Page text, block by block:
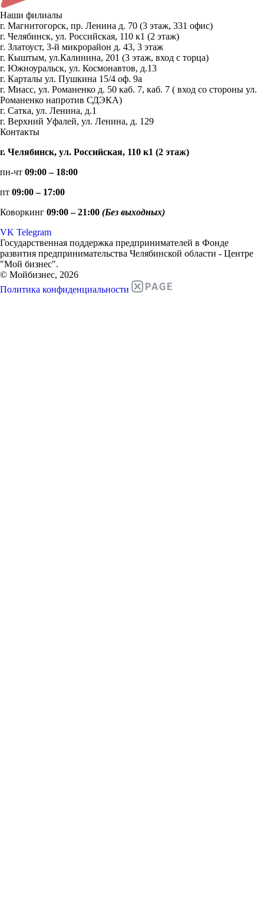
Наши филиалы
г. Магнитогорск, пр. Ленина д. 70 (3 этаж, 331 офис)
г. Челябинск, ул. Российская, 110 к1 (2 этаж)
г. Златоуст, 3-й микрорайон д. 43, 3 этаж
г. Кыштым, ул.Калинина, 201 (3 этаж, вход с торца)
г. Южноуральск, ул. Космонавтов, д.13
г. Карталы ул. Пушкина 15/4 оф. 9а
г. Миасс, ул. Романенко д. 50 каб. 7, каб. 7 ( вход со стороны ул.
Романенко напротив СДЭКА)
г. Сатка, ул. Ленина, д.1
г. Верхний Уфалей, ул. Ленина, д. 129
Контакты
г. Челябинск, ул. Российская, 110 к1 (2 этаж)
пн-чт 09:00 – 18:00
пт 09:00 – 17:00
Коворкинг 09:00 – 21:00 (Без выходных)
VK Telegram
Государственная поддержка предпринимателей в Фонде
развития предпринимательства Челябинской области - Центре
"Мой бизнес".
© Мойбизнес, 2026
Политика конфиденциальности